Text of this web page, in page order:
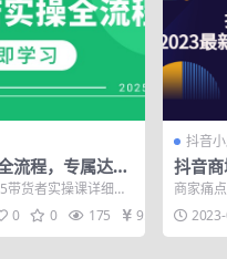
流程，专属达人
代发、商品预
带货者实操课详细讲
盖设置专属达人佣
0 0 175 9.9
抖音
抖音
线上·
商家痛
步 线下
平...